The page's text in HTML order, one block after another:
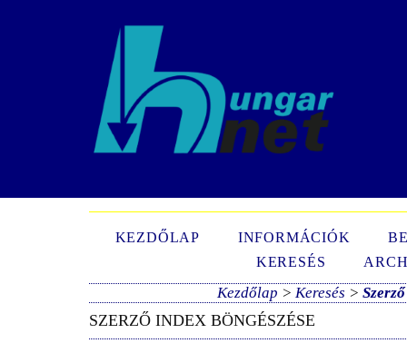
KEZDŐLAP INFORMÁCIÓK
KERESÉS
Kezdőlap > Keresés >
SZERZŐ INDEX BÖNGÉSZÉSE